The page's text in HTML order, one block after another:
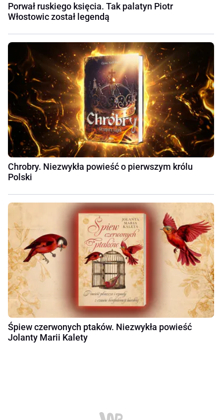
Porwał ruskiego księcia. Tak palatyn Piotr
Włostowic został legendą
Chrobry. Niezwykła powieść o pierwszym królu
Polski
Śpiew czerwonych ptaków. Niezwykła powieść
Jolanty Marii Kalety